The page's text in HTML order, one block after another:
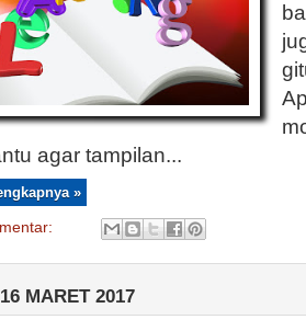
agar tampilan...
»
MARET 2017